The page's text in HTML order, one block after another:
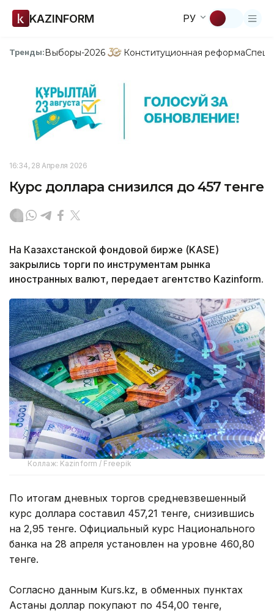
KAZINFORM РУ
Тренды:Выборы-2026 Конституционная реформа
16:34, 28 Апреля 2026
Курс доллара снизился до 457 тенге
На Казахстанской фондовой бирже (KASE)
закрылись торги по инструментам рынка
иностранных валют, передает агентство Kazinform.
Коллаж: Kazinform / Freepik
По итогам дневных торгов средневзвешенный
курс доллара составил 457,21 тенге, снизившись
на 2,95 тенге. Официальный курс Национального
банка на 28 апреля установлен на уровне 460,80
тенге.
Согласно данным Kurs.kz, в обменных пунктах
Астаны доллар покупают по 454,00 тенге,